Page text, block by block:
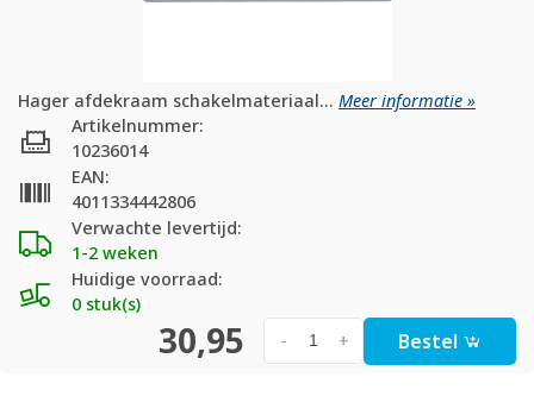
Hager afdekraam schakelmateriaal... Meer informatie »
Verwachte levertijd:
1-2 weken
Huidige voorraad:
0 stuk(s)
Artikelnummer:
10236014
EAN:
4011334442806
30,95 +
- Bestel